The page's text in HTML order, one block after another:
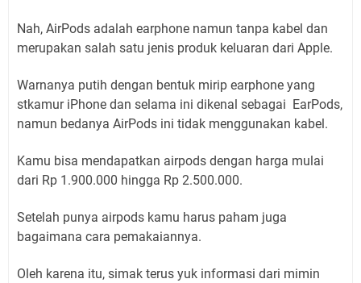
Nah, AirPods adalah earphone namun tanpa kabel dan
merupakan salah satu jenis produk keluaran dari Apple.
Warnanya putih dengan bentuk mirip earphone yang
stkamur iPhone dan selama ini dikenal sebagai EarPods,
namun bedanya AirPods ini tidak menggunakan kabel.
Kamu bisa mendapatkan airpods dengan harga mulai
dari Rp 1.900.000 hingga Rp 2.500.000.
Setelah punya airpods kamu harus paham juga
bagaimana cara pemakaiannya.
Oleh karena itu, simak terus yuk informasi dari mimin